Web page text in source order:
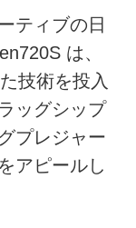
ティブの日
は、
技術を投入
ッグシップ
プレジャー
アピールし